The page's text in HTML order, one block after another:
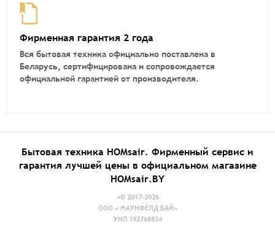
Фирменная гарантия 2 года
Вся бытовая техника официально поставлена в
Беларусь, сертифицирована и сопровождается
официальной гарантией от производителя.
Бытовая техника HOMsair. Фирменный сервис и
гарантия лучшей цены в официальном магазине
HOMsair.BY
>© 2017-2026
ООО « МАУНФЕЛД БАЙ»
УНП 192768834